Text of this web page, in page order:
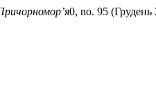
0, no. 95 (Грудень